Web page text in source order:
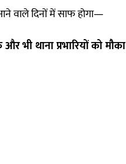
वाले दिनों में साफ होगा—
भी थाना प्रभारियों को मौका